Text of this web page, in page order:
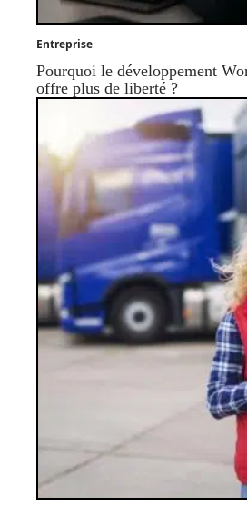
Entreprise
Pourquoi le développement
offre plus de liberté ?